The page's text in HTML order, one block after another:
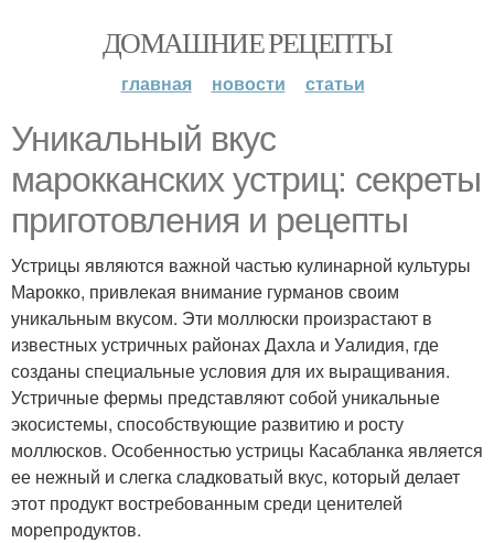
ДОМАШНИЕ РЕЦЕПТЫ
главная новости статьи
Уникальный вкус
марокканских устриц: секреты
приготовления и рецепты
Устрицы являются важной частью кулинарной культуры
Марокко, привлекая внимание гурманов своим
уникальным вкусом. Эти моллюски произрастают в
известных устричных районах Дахла и Уалидия, где
созданы специальные условия для их выращивания.
Устричные фермы представляют собой уникальные
экосистемы, способствующие развитию и росту
моллюсков. Особенностью устрицы Касабланка является
ее нежный и слегка сладковатый вкус, который делает
этот продукт востребованным среди ценителей
морепродуктов.